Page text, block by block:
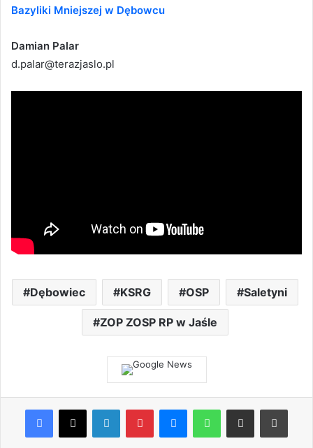
Bazyliki Mniejszej w Dębowcu
Damian Palar
d.palar@terazjaslo.pl
Dębowiec KSRG OSP Saletyni
ZOP ZOSP RP w Jaśle
Facebook
X LinkedInPinterestMessengerWhatsAppShare via Email Print